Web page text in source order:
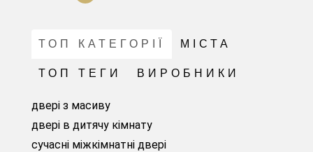
ТОП КАТЕГОРІЇ МІСТА
ТОП ТЕГИ ВИРОБНИКИ
двері з масиву
двері в дитячу кімнату
сучасні міжкімнатні двері